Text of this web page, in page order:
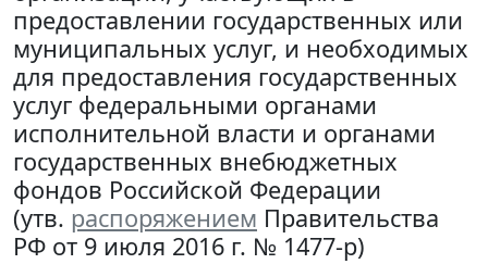
предоставлении государственных или
муниципальных услуг, и необходимых
для предоставления государственных
услуг федеральными органами
исполнительной власти и органами
государственных внебюджетных
фондов Российской Федерации
(утв. распоряжением Правительства
РФ от 9 июля 2016 г. № 1477-р)